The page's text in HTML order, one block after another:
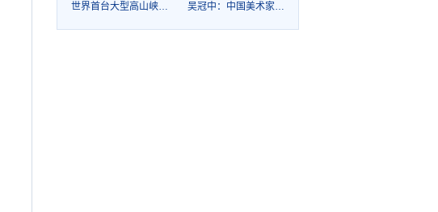
世界首台大型高山峡… 吴冠中：中国美术家…